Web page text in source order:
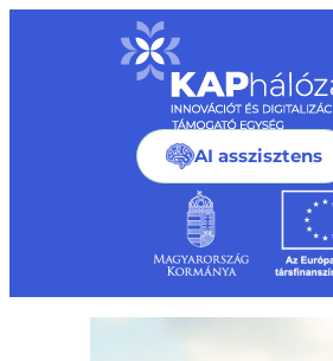
AI asszisztens